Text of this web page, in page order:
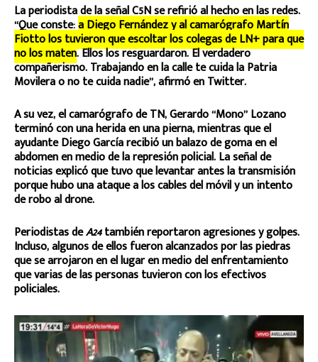
La periodista de la señal C5N se refirió al hecho en las redes.
“Que conste:a Diego Fernández y al camarógrafo Martín
Fiotto los tuvieron que escoltar los colegas de LN+ para que
no los maten. Ellos los resguardaron. El verdadero
compañerismo. Trabajando en la calle te cuida la Patria
Movilera o no te cuida nadie”, afirmó en Twitter.
A su vez, el camarógrafo de TN, Gerardo “Mono” Lozano
terminó con una herida en una pierna, mientras que el
ayudante Diego García recibió un balazo de goma en el
abdomen en medio de la represión policial. La señal de
noticias explicó que tuvo que levantar antes la transmisión
porque hubo una ataque a los cables del móvil y un intento
de robo al drone.
Periodistas deA24también reportaron agresiones y golpes.
Incluso, algunos de ellos fueron alcanzados por las piedras
que se arrojaron en el lugar en medio del enfrentamiento
que varias de las personas tuvieron con los efectivos
policiales.